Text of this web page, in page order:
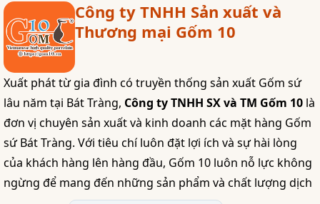
Công ty TNHH Sản xuất và
Thương mại Gốm 10
Xuất phát từ gia đình có truyền thống sản xuất Gốm sứ
lâu năm tại Bát Tràng, Công ty TNHH SX và TM Gốm 10 là
đơn vị chuyên sản xuất và kinh doanh các mặt hàng Gốm
sứ Bát Tràng. Với tiêu chí luôn đặt lợi ích và sự hài lòng
của khách hàng lên hàng đầu, Gốm 10 luôn nỗ lực không
ngừng để mang đến những sản phẩm và chất lượng dịch